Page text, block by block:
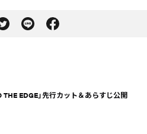
THE EDGE」先行カット＆あらすじ公開